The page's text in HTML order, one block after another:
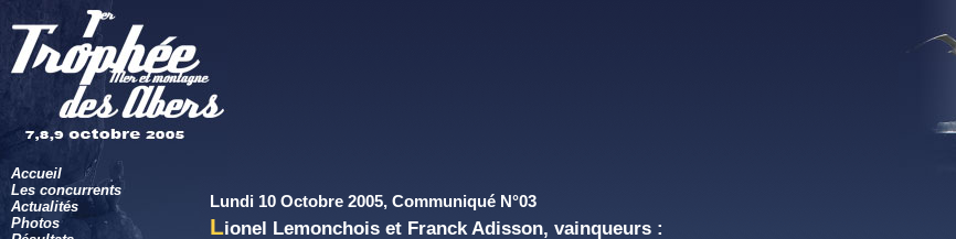
Accueil
Les concurrents
Actualités
Photos
Lundi 10 Octobre 2005, Communiqué N°03
Lionel Lemonchois et Franck Adisson, vainqueurs :